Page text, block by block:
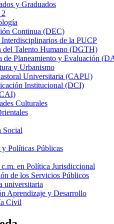
y Graduados
Continua (DEC)
de la PUCP
del Talento Humano (DGTH)
de Planeamiento y Evaluación
y Urbanismo
Universitaria (CAPU)
Institucional (DCI)
Culturales
Social
Políticas Públicas
en Política Jurisdiccional
de los Servicios Públicos
universitaria
Aprendizaje y Desarrollo
Civil